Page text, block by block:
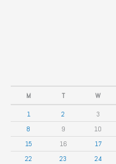
M T W
1 2 3
8
9 10
15
16 17
22
23 24